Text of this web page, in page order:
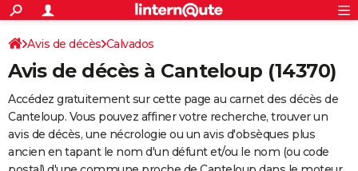
ACTUALITÉS
Politique
Société
Faits Divers
Education
Monde
Villes
+
SPORT
Coupe du monde 2026
Football
Tennis
Cyclisme
Rugby
Forum
Programme TV
TNT
Streaming
Cinéma
Sorties cinéma
Musique
+
FINANCE
Retraite
Impôts
Epargne
Immobilier
Risques naturels par ville
Banque
Assurance
Crédit
AUTO
Avis de décès Calvados
Avis de décès à Canteloup (14370)
Accédez gratuitement sur cette page au carnet des décès de
Canteloup. Vous pouvez affiner votre recherche, trouver un
avis de décès, une nécrologie ou un avis d'obsèques plus
ancien en tapant le nom d'un défunt et/ou le nom (ou code